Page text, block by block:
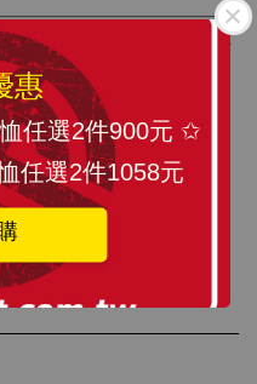
惠
任選2件900元 ✩
任選2件1058元
- +
加入購物車